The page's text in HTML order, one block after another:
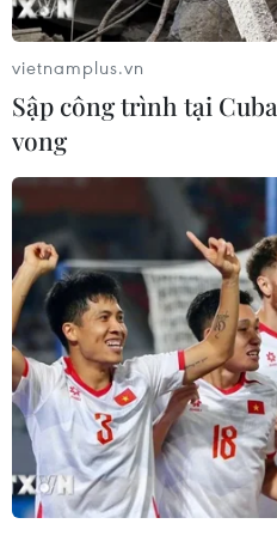
Diễn đàn tại Nhật Bản chia
sẻ tư duy đầu tư dài hạn
cho người Việt trẻ
25/07/2026 13:59
Trại Hè Việt Nam: Kết nối
vietnamplus.vn
Sập công trình tại
vong